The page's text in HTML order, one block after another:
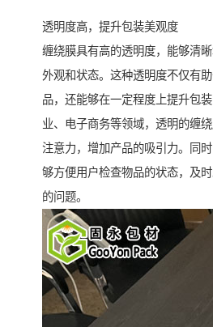
透明度高，提升包装美观度
缠绕膜具有高的透明度，能够清
外观和状态。这种透明度不仅有
品，还能够在一定程度上提升包
业、电子商务等领域，透明的缠
注意力，增加产品的吸引力。同
够方便用户检查物品的状态，及
的问题。